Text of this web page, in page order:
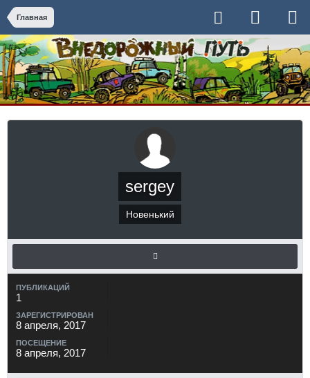
Главная
sergey
Новенький
ПУБЛИКАЦИЙ
1
ЗАРЕГИСТРИРОВАН
8 апреля, 2017
ПОСЕЩЕНИЕ
8 апреля, 2017